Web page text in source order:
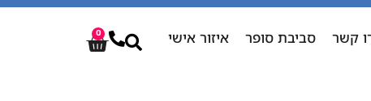
קשר סביבת סופר איזור אישי 0